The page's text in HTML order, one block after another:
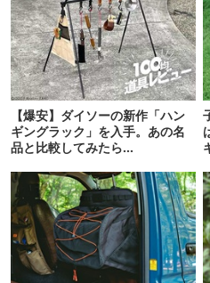
【爆安】ダイソーの新作「ハン
ギングラック」を入手。あの名
品と比較してみたら…